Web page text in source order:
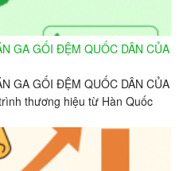
GA GỐI ĐỆM QUỐC DÂN CỦA
GA GỐI ĐỆM QUỐC DÂN CỦA
thương hiệu từ Hàn Quốc